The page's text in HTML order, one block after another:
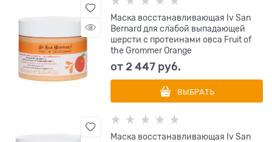
Маска восстанавливающая Iv San
Bernard для слабой выпадающей
шерсти с протеинами овса Fruit of
the Grommer Orange
от2 447 руб.
ВЫБРАТЬ
Маска восстанавливающая Iv San